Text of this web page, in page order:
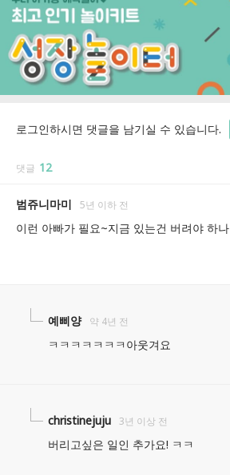
로그인하시면 댓글을 남기실 수 있습니다.
댓글 12
범쥬니마미 5년 이하 전
이런 아빠가 필요~지금 있는건 버려야 하나
예삐양 약 4년 전
ㅋㅋㅋㅋㅋㅋㅋ아웃겨요
christinejuju 3년 이상 전
버리고싶은 일인 추가요! ㅋㅋ